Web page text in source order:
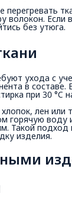
перегревать
волокон. Если
без утюга.
ухода с
в составе.
при 30
лен или
горячую воду
Такой подход
изделия.